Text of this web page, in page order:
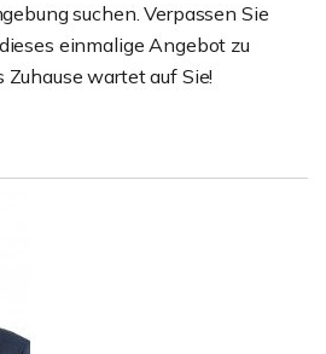
suchen. Verpassen Sie
einmalige Angebot zu
wartet auf Sie!